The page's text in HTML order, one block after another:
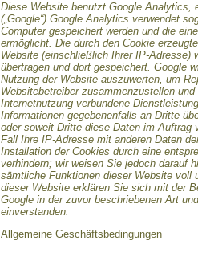
Diese Website benutzt Google Analytics,
(„Google“) Google Analytics verwendet
Computer gespeichert werden und die
ermöglicht. Die durch den Cookie
Website (einschließlich Ihrer IP-Adresse)
übertragen und dort gespeichert. Google
Nutzung der Website auszuwerten, um
Websitebetreiber zusammenzustellen
Internetnutzung verbundene
Informationen gegebenenfalls an Dritte
oder soweit Dritte diese Daten im Auftrag
Fall Ihre IP-Adresse mit anderen Daten
Installation der Cookies durch eine
verhindern; wir weisen Sie jedoch darauf
sämtliche Funktionen dieser Website voll
dieser Website erklären Sie sich mit der
Google in der zuvor beschriebenen Art
einverstanden.
Allgemeine Geschäftsbedingungen